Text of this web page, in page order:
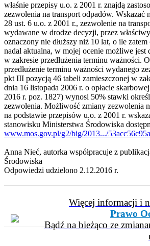
właśnie przepisy u.o. z 2001 r. znajdą
zezwolenia na transport odpadów. Wskazać
28 ust. 6 u.o. z 2001 r., zezwolenie na
wydawane w drodze decyzji, przez
oznaczony nie dłuższy niż 10 lat, o ile zatem
nadal aktualna, w mojej ocenie możliwe jest
w zakresie przedłużenia terminu ważności.
przedłużenie terminu ważności wydanego
pkt III pozycją 46 tabeli zamieszczonej w
dnia 16 listopada 2006 r. o opłacie
2016 r. poz. 1827) wynosi 50% stawki
zezwolenia. Możliwość zmiany zezwolenia
na podstawie przepisów u.o. z 2001 r.
stanowisku Ministerstwa Środowiska
www.mos.gov.pl/g2/big/2013.../
Anna Nieć, autorka współpracuje z
Środowiska
Odpowiedzi udzielono 2.12.2016 r.
Więcej informacji i
Prawo
Bądź na bieżąco ze